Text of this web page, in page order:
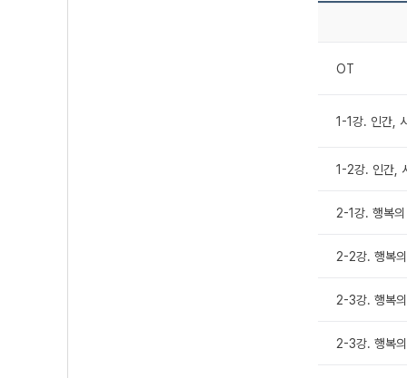
OT
1-1강. 인간,
1-2강. 인간,
2-1강. 행복
2-2강. 행복
2-3강. 행복
2-3강. 행복